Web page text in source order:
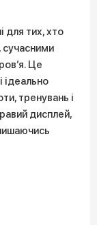
для тих, хто
сучасними
Це
ідеально
тренувань і
дисплей,